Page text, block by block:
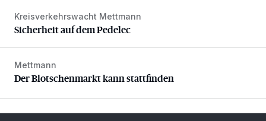
Sicherheit auf dem Pedelec
Kreisverkehrswacht Mettmann
Sicherheit auf dem Pedelec
Der Blotschenmarkt kann stattfinden
Mettmann
Der Blotschenmarkt kann stattfinden